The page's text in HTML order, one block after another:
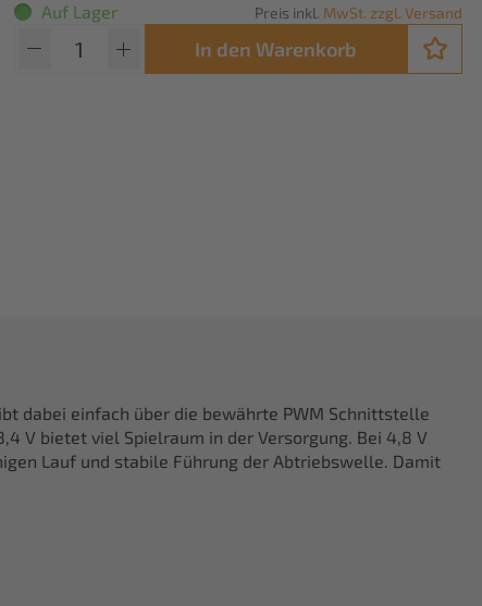
Preis inkl. MwSt. zzgl. Versand
Auf Lager
In den Warenkorb
dabei einfach über die bewährte PWM Schnittstelle
V bietet viel Spielraum in der Versorgung. Bei 4,8 V
Lauf und stabile Führung der Abtriebswelle. Damit